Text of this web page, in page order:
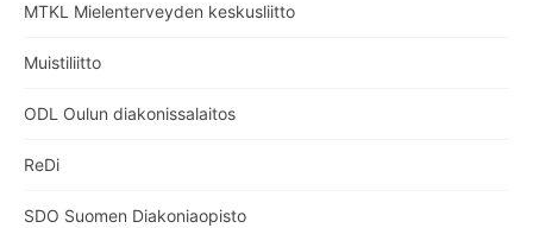
MTKL Mielenterveyden keskusliitto
Muistiliitto
ODL Oulun diakonissalaitos
ReDi
SDO Suomen Diakoniaopisto